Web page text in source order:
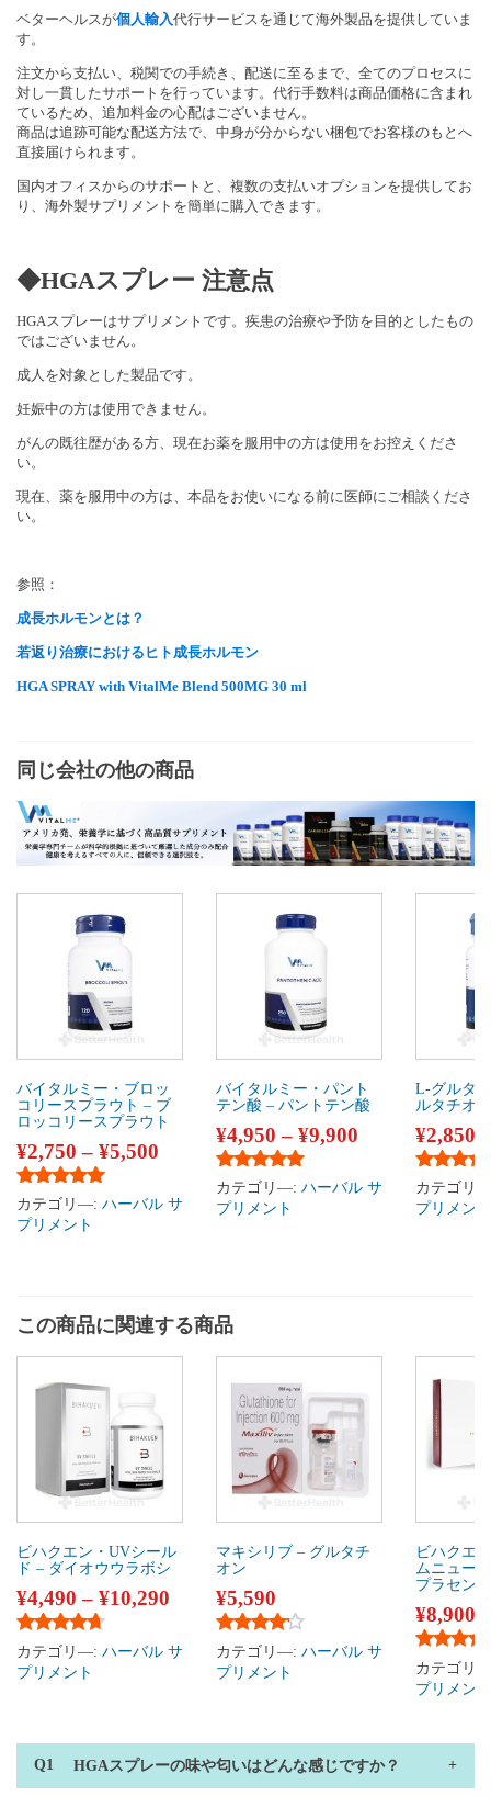
ベターヘルスが個人輸入代行サービスを通じて海外製品を提供していま
す。
注文から支払い、税関での手続き、配送に至るまで、全てのプロセスに
対し一貫したサポートを行っています。代行手数料は商品価格に含まれ
ているため、追加料金の心配はございません。
商品は追跡可能な配送方法で、中身が分からない梱包でお客様のもとへ
直接届けられます。
国内オフィスからのサポートと、複数の支払いオプションを提供してお
り、海外製サプリメントを簡単に購入できます。
◆HGAスプレー 注意点
HGAスプレーはサプリメントです。疾患の治療や予防を目的としたもの
ではございません。
成人を対象とした製品です。
妊娠中の方は使用できません。
がんの既往歴がある方、現在お薬を服用中の方は使用をお控えくださ
い。
現在、薬を服用中の方は、本品をお使いになる前に医師にご相談くださ
い。
参照：
成長ホルモンとは？
若返り治療におけるヒト成長ホルモン
HGA SPRAY with VitalMe Blend 500MG 30 ml
同じ会社の他の商品
バイタルミー・ブロッ
コリースプラウト – ブ
ロッコリースプラウト
¥2,750 – ¥5,500
5段階中 5.00の評価
カテゴリ―: ハーバル サ
プリメント
バイタルミー・パント
テン酸 – パントテン酸
¥4,950 – ¥9,900
5段階中 5.00の評価
カテゴリ―: ハーバル サ
プリメント
L-グルタ
ルタチオン
¥2,850
5段階中
カテゴリ
プリメント
この商品に関連する商品
ビハクエン・UVシール
ド – ダイオウウラボシ
¥4,490 – ¥10,290
5段階中 4.50の評価
カテゴリ―: ハーバル サ
プリメント
マキシリブ – グルタチ
オン
¥5,590
5段階中 4.00の評価
カテゴリ―: ハーバル サ
プリメント
ビハクエ
ムニュー
プラセンタ
¥8,900
5段階中
カテゴリ
プリメント
HGAスプレーの味や匂いはどんな感じですか？